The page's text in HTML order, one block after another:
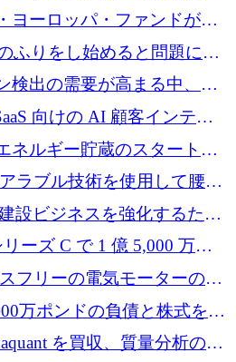
リーズAからBまで支援する
ドルのファンドIVを閉鎖
ヨーロッパ・ファンドが初
の10億ユーロのラウンド
ふりをし始めると問題にな
検出の需要が高まる中、
達ラウンドを終了
向けの AI 顧客インテリ
るために 100 万ドルを調達
ネルギー貯蔵のスタートア
が新たな投資ラウンドで
ラブル技術を使用して腰痛
再考しているか
設ビジネスを強化するため
調達
ーズ C で 1 億 5,000 万ド
運営向けにエージェント AI
フリーの電気モーターの革
に1,600万ポンドを確保
万ポンドの負債と株式を調
を買収、質量分析の専